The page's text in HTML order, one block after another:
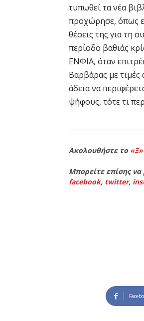
τυπωθεί τα νέα
προχώρησε, όπως
θέσεις της για τη
περίοδο βαθιάς
ΕΝΦΙΑ, όταν
Βαρβάρας με τιμές
άδεια να
ψήφους, τότε τι
Ακολουθήστε το
Μπορείτε επίσης να
facebook, twitter,